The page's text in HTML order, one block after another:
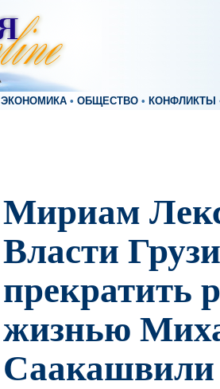
ЭКОНОМИКА • ОБЩЕСТВО • КОНФЛИКТЫ
Мириам
Власти
прекратить
жизнью
Саакашвили